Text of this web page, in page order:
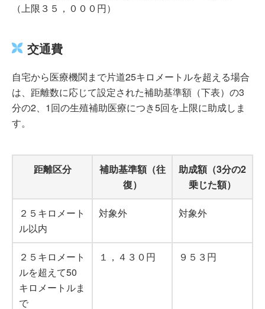
（上限３５，０００円）
交通費
自宅から医療機関まで片道25キロメートルを超える場合
は、距離数に応じて設定された補助基準額（下表）の3
分の2、1回の生殖補助医療につき5回を上限に助成しま
す。
距離区分
補助基準額（往
復）
助成額（3分の2
乗じた額）
２５キロメート
ル以内
対象外 対象外
２５キロメート
ルを超えて50
キロメートルま
で
１，４３０円 ９５３円